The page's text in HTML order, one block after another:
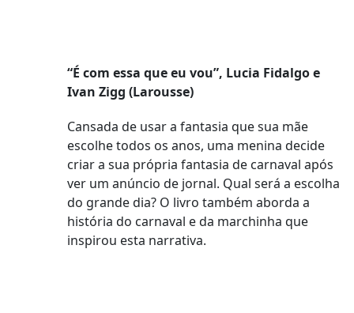
“É com essa que eu vou”, Lucia Fidalgo e
Ivan Zigg (Larousse)
Cansada de usar a fantasia que sua mãe
escolhe todos os anos, uma menina decide
criar a sua própria fantasia de carnaval após
ver um anúncio de jornal. Qual será a escolha
do grande dia? O livro também aborda a
história do carnaval e da marchinha que
inspirou esta narrativa.